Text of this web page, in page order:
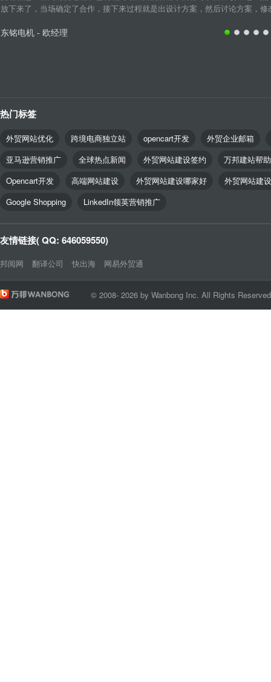
放下来了，当场确定了合作，接下来过程就是出设计方案，然后讨论方案，
东铭电机 - 欧经理
热门标签
外贸网站优化 跨境电商独立站 opencart开发
外贸企业邮箱
亚马逊营销推广
全球热点新闻 外贸网站建设签约
万邦建站帮助
Opencart开发
高端网站建设 外贸网站建设哪家好
外贸网站建
Google Shopping
LinkedIn领英营销推广
友情链接( QQ: 646059550)
邦阅网 翻译公司 快出海 网易外贸通
© 2008- 2026 by Wanbong Inc. All Rights